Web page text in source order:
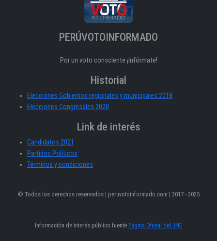
PERÚVOTOINFORMADO
Por un voto consciente ¡infórmate!
Historial
Elecciones Gobiernos regionales y municipales 2018
Elecciones Congresales 2020
Link de interés
Candidatos 2021
Partidos Políticos
Términos y condiciones
© Todos los derechos reservados | peruvotoinformado.com | 2017 - 2025
Información de interés público fuente Página Oficial del JNE